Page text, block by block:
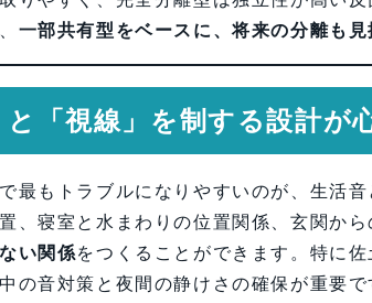
一部共有型をベースに、将来の分離も
と「視線」を制する設計が
最もトラブルになりやすいのが、生活音
置、寝室と水まわりの位置関係、玄関か
い関係をつくることができます。特に
の音対策と夜間の静けさの確保が重要で